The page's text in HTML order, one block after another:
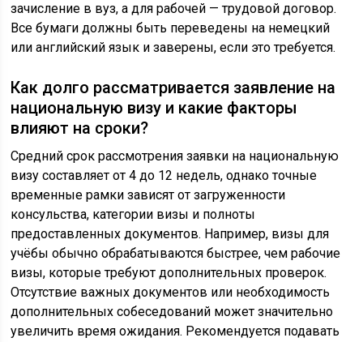
зачисление в вуз, а для рабочей — трудовой договор.
Все бумаги должны быть переведены на немецкий
или английский язык и заверены, если это требуется.
Как долго рассматривается заявление на
национальную визу и какие факторы
влияют на сроки?
Средний срок рассмотрения заявки на национальную
визу составляет от 4 до 12 недель, однако точные
временные рамки зависят от загруженности
консульства, категории визы и полноты
предоставленных документов. Например, визы для
учёбы обычно обрабатываются быстрее, чем рабочие
визы, которые требуют дополнительных проверок.
Отсутствие важных документов или необходимость
дополнительных собеседований может значительно
увеличить время ожидания. Рекомендуется подавать